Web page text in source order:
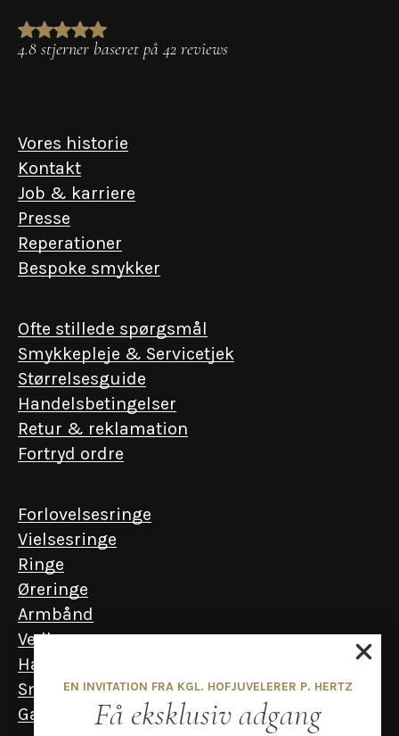
4.8 stjerner baseret på 42 reviews
Vores historie
Kontakt
Job & karriere
Presse
Reperationer
Bespoke smykker
Ofte stillede spørgsmål
Smykkepleje & Servicetjek
Størrelsesguide
Handelsbetingelser
Retur & reklamation
Fortryd ordre
Forlovelsesringe
Vielsesringe
Ringe
Øreringe
Armbånd
Vedhæng
Halskæder
Smykker til mænd
Gavekort
EN INVITATION FRA KGL. HOFJUVELERER P. HERTZ
Få eksklusiv adgang